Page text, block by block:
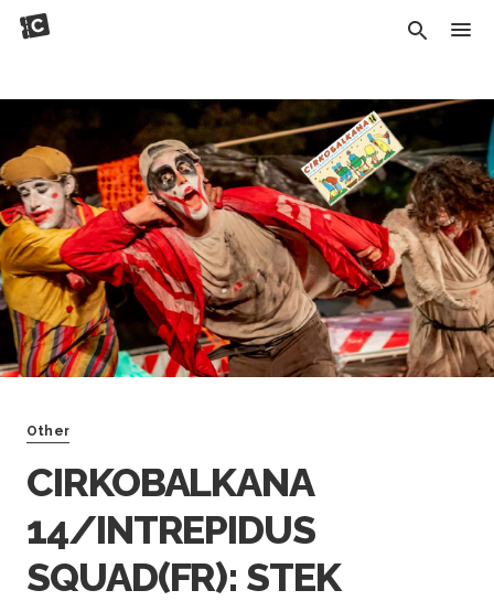
Other
CIRKOBALKANA
14/INTREPIDUS
SQUAD(FR): STEK